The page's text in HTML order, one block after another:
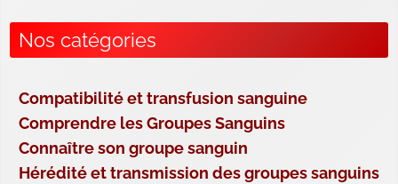
Nos catégories
Compatibilité et transfusion sanguine
Comprendre les Groupes Sanguins
Connaître son groupe sanguin
Hérédité et transmission des groupes sanguins